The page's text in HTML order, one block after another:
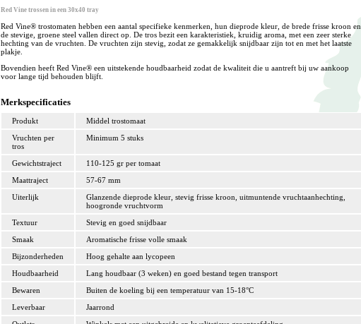
Red Vine trossen in een 30x40 tray
Red Vine® trostomaten hebben een aantal specifieke kenmerken, hun dieprode kleur, de brede frisse kroon en
de stevige, groene steel vallen direct op. De tros bezit een karakteristiek, kruidig aroma, met een zeer sterke
hechting van de vruchten. De vruchten zijn stevig, zodat ze gemakkelijk snijdbaar zijn tot en met het laatste
plakje.
Bovendien heeft Red Vine® een uitstekende houdbaarheid zodat de kwaliteit die u aantreft bij uw aankoop
voor lange tijd behouden blijft.
Merkspecificaties
Produkt
Middel trostomaat
Vruchten per
tros
Minimum 5 stuks
Gewichtstraject
110-125 gr per tomaat
Maattraject
57-67 mm
Uiterlijk
Glanzende dieprode kleur, stevig frisse kroon, uitmuntende vruchtaanhechting,
hoogronde vruchtvorm
Textuur
Stevig en goed snijdbaar
Smaak
Aromatische frisse volle smaak
Bijzonderheden
Hoog gehalte aan lycopeen
Houdbaarheid
Lang houdbaar (3 weken) en goed bestand tegen transport
Bewaren
Buiten de koeling bij een temperatuur van 15-18°C
Leverbaar
Jaarrond